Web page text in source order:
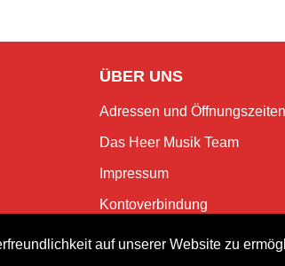
auf unserer Website zu
ÜBER UNS
Adressen und Öffnungszeiten
Das Heer Musik Team
Impressum
Kontoverbindung
Jobs